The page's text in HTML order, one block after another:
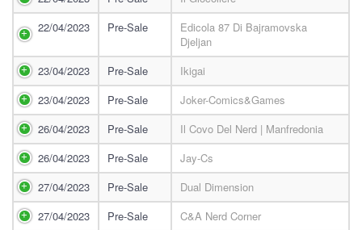
22/04/2023
Pre-Sale
Edicola 87 Di Bajramovska
Djeljan
23/04/2023
Pre-Sale
Ikigai
23/04/2023
Pre-Sale
Joker-Comics&games
26/04/2023
Pre-Sale
Il Covo Del Nerd | Manfredonia
26/04/2023
Pre-Sale
Jay-Cs
27/04/2023
Pre-Sale
Dual Dimension
27/04/2023
Pre-Sale
C&a Nerd Corner